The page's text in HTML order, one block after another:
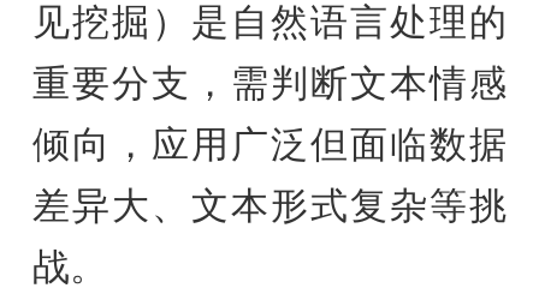
见挖掘）是自然语言处理的
重要分支，需判断文本情感
倾向，应用广泛但面临数据
差异大、文本形式复杂等挑
战。